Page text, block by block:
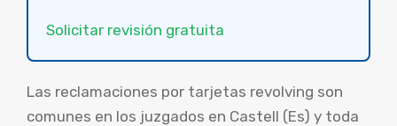
Solicitar revisión gratuita
Las reclamaciones por tarjetas revolving son
comunes en los juzgados en Castell (Es) y toda